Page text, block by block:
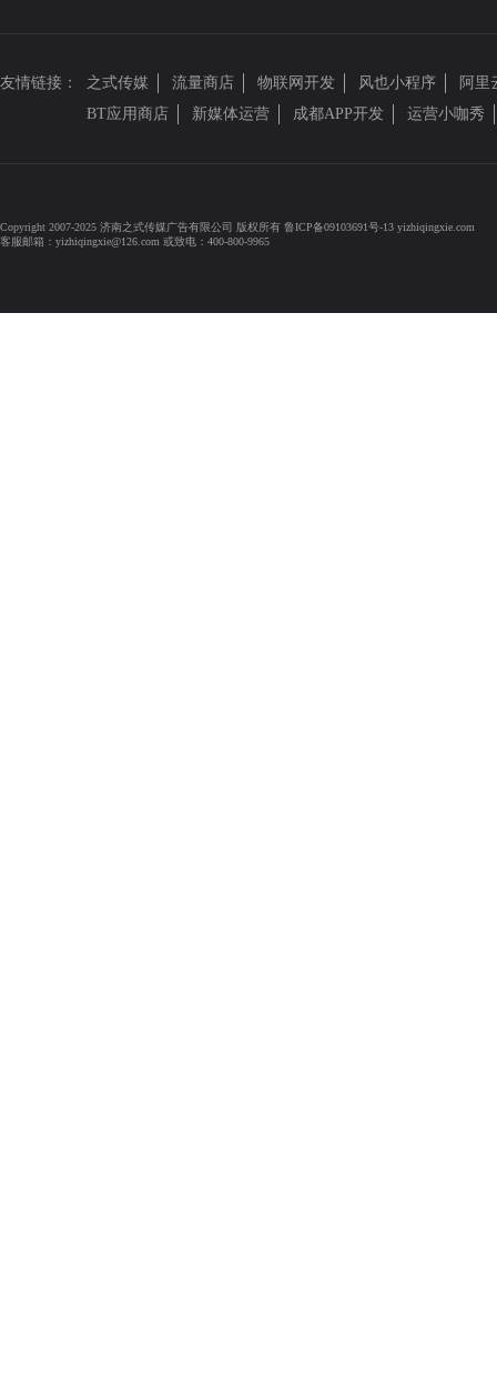
友情链接： 之式传媒 流量商店 物联网开发 风也小程序
阿里
BT应用商店
新媒体运营 成都APP开发 运营小咖秀
Copyright 2007-2025 济南之式传媒广告有限公司 版权所有 鲁ICP备09103691号-13 yizhiqingxie.com
客服邮箱：yizhiqingxie@126.com 或致电：400-800-9965